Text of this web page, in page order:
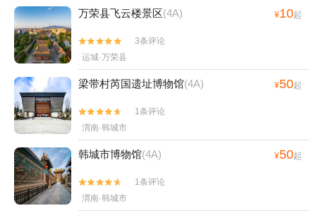
万荣县飞云楼景区(4A) ¥10起


3条评论
运城·万荣县
梁带村芮国遗址博物馆(4A) ¥50起


1条评论
渭南·韩城市
韩城市博物馆(4A) ¥50起


1条评论
渭南·韩城市